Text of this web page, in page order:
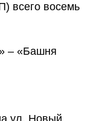
всего восемь
– «Башня
ул. Новый